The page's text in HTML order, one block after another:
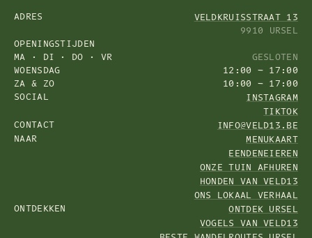
ADRES
VELDKRUISSTRAAT 13
9910 URSEL
OPENINGSTIJDEN
MA · DI · DO · VR
GESLOTEN
WOENSDAG
12:00 — 17:00
ZA & ZO
10:00 — 17:00
SOCIAL
INSTAGRAM
TIKTOK
CONTACT
INFO@VELD13.BE
NAAR
MENUKAART
EENDENEIEREN
ONZE TUIN AFHUREN
HONDEN VAN VELD13
ONS LOKAAL VERHAAL
ONTDEKKEN
ONTDEK URSEL
VOGELS VAN VELD13